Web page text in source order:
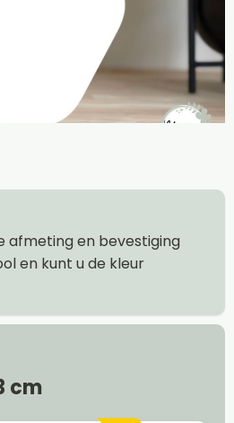
afmeting en bevestiging
en kunt u de kleur
cm